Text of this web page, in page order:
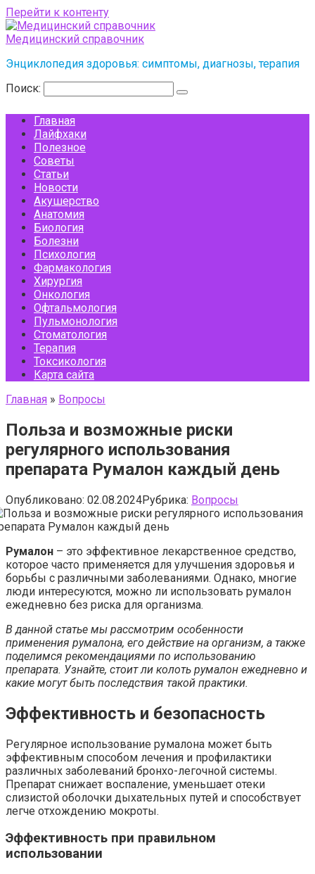
Перейти к контенту
Медицинский справочник
Энциклопедия здоровья: симптомы, диагнозы, терапия
Поиск:
Главная
Лайфхаки
Полезное
Советы
Статьи
Новости
Акушерство
Анатомия
Биология
Болезни
Психология
Фармакология
Хирургия
Онкология
Офтальмология
Пульмонология
Стоматология
Терапия
Токсикология
Карта сайта
Главная » Вопросы
Польза и возможные риски
регулярного использования
препарата Румалон каждый день
Опубликовано: 02.08.2024Рубрика: Вопросы
Румалон – это эффективное лекарственное средство,
которое часто применяется для улучшения здоровья и
борьбы с различными заболеваниями. Однако, многие
люди интересуются, можно ли использовать румалон
ежедневно без риска для организма.
В данной статье мы рассмотрим особенности
применения румалона, его действие на организм, а также
поделимся рекомендациями по использованию
препарата. Узнайте, стоит ли колоть румалон ежедневно и
какие могут быть последствия такой практики.
Эффективность и безопасность
Регулярное использование румалона может быть
эффективным способом лечения и профилактики
различных заболеваний бронхо-легочной системы.
Препарат снижает воспаление, уменьшает отеки
слизистой оболочки дыхательных путей и способствует
легче отхождению мокроты.
Эффективность при правильном
использовании